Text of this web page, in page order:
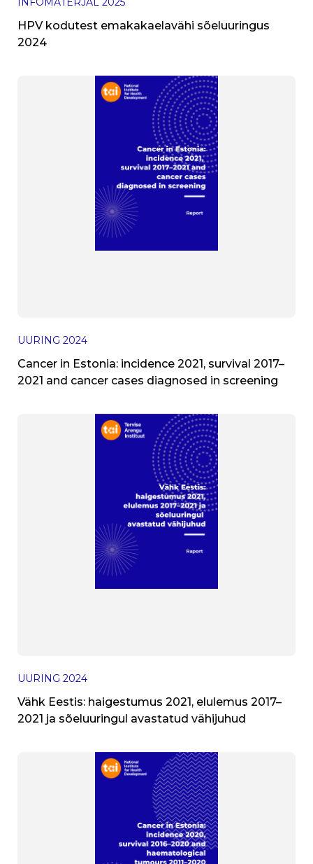
HPV kodutest emakakaelavähi sõeluuringus
2024
UURING 2024
Cancer in Estonia: incidence 2021, survival 2017–
2021 and cancer cases diagnosed in screening
UURING 2024
Vähk Eestis: haigestumus 2021, elulemus 2017–
2021 ja sõeluuringul avastatud vähijuhud